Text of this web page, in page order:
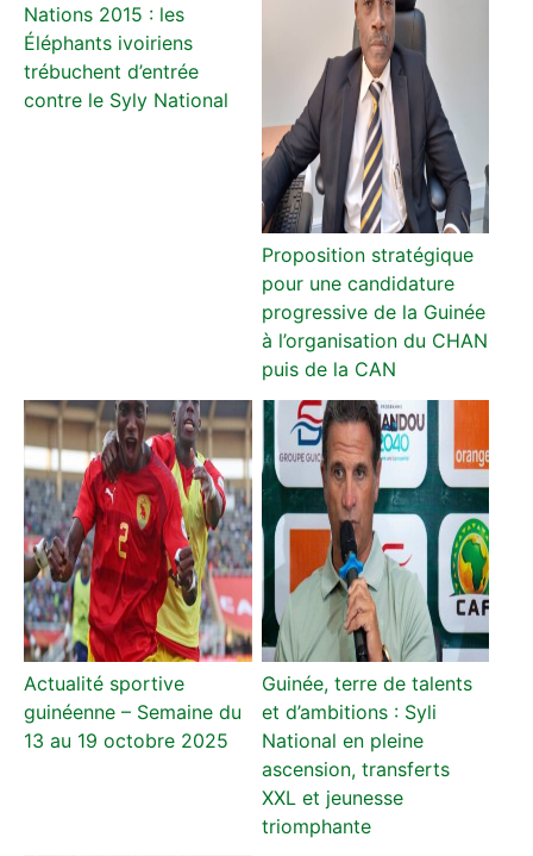
Nations 2015 : les
Éléphants ivoiriens
trébuchent d’entrée
contre le Syly National
Proposition stratégique
pour une candidature
progressive de la Guinée
à l’organisation du CHAN
puis de la CAN
Actualité sportive
guinéenne – Semaine du
13 au 19 octobre 2025
Guinée, terre de talents
et d’ambitions : Syli
National en pleine
ascension, transferts
XXL et jeunesse
triomphante